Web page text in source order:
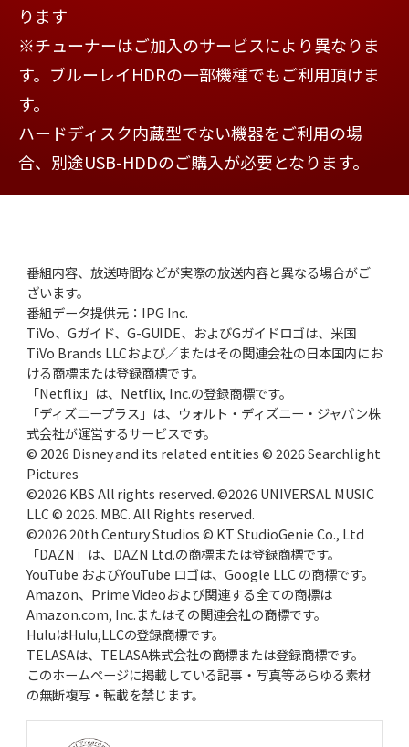
ります
※チューナーはご加入のサービスにより異なりま
す。ブルーレイHDRの一部機種でもご利用頂けま
す。
ハードディスク内蔵型でない機器をご利用の場
合、別途USB-HDDのご購入が必要となります。
番組内容、放送時間などが実際の放送内容と異なる場合がご
ざいます。
番組データ提供元：IPG Inc.
TiVo、Gガイド、G-GUIDE、およびGガイドロゴは、米国
TiVo Brands LLCおよび／またはその関連会社の日本国内にお
ける商標または登録商標です。
「Netflix」は、Netflix, Inc.の登録商標です。
「ディズニープラス」は、ウォルト・ディズニー・ジャパン株
式会社が運営するサービスです。
© 2026 Disney and its related entities © 2026 Searchlight
Pictures
©2026 KBS All rights reserved. ©2026 UNIVERSAL MUSIC
LLC © 2026. MBC. All Rights reserved.
©2026 20th Century Studios © KT StudioGenie Co., Ltd
「DAZN」は、DAZN Ltd.の商標または登録商標です。
YouTube およびYouTube ロゴは、Google LLC の商標です。
Amazon、Prime Videoおよび関連する全ての商標は
Amazon.com, Inc.またはその関連会社の商標です。
HuluはHulu,LLCの登録商標です。
TELASAは、TELASA株式会社の商標または登録商標です。
このホームページに掲載している記事・写真等あらゆる素材
の無断複写・転載を禁じます。